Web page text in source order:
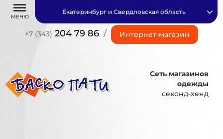
МЕНЮ
+7 (343) 204 79 86 / Интернет-магазин
Екатеринбург и Свердловская область
Сеть магазинов
одежды
секонд-хенд